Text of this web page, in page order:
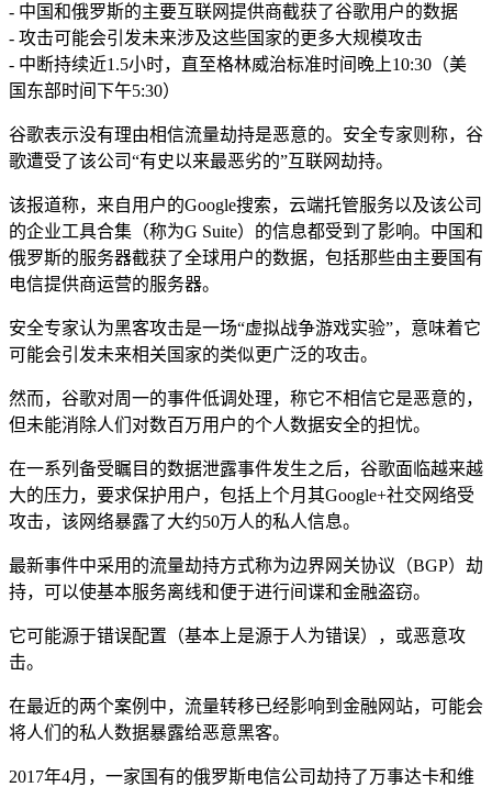
- 中国和俄罗斯的主要互联网提供商截获了谷歌用户的数据
- 攻击可能会引发未来涉及这些国家的更多大规模攻击
- 中断持续近1.5小时，直至格林威治标准时间晚上10:30（美
国东部时间下午5:30）
谷歌表示没有理由相信流量劫持是恶意的。安全专家则称，谷
歌遭受了该公司“有史以来最恶劣的”互联网劫持。
该报道称，来自用户的Google搜索，云端托管服务以及该公司
的企业工具合集（称为G Suite）的信息都受到了影响。中国和
俄罗斯的服务器截获了全球用户的数据，包括那些由主要国有
电信提供商运营的服务器。
安全专家认为黑客攻击是一场“虚拟战争游戏实验”，意味着它
可能会引发未来相关国家的类似更广泛的攻击。
然而，谷歌对周一的事件低调处理，称它不相信它是恶意的，
但未能消除人们对数百万用户的个人数据安全的担忧。
在一系列备受瞩目的数据泄露事件发生之后，谷歌面临越来越
大的压力，要求保护用户，包括上个月其Google+社交网络受
攻击，该网络暴露了大约50万人的私人信息。
最新事件中采用的流量劫持方式称为边界网关协议（BGP）劫
持，可以使基本服务离线和便于进行间谍和金融盗窃。
它可能源于错误配置（基本上是源于人为错误），或恶意攻
击。
在最近的两个案例中，流量转移已经影响到金融网站，可能会
将人们的私人数据暴露给恶意黑客。
2017年4月，一家国有的俄罗斯电信公司劫持了万事达卡和维